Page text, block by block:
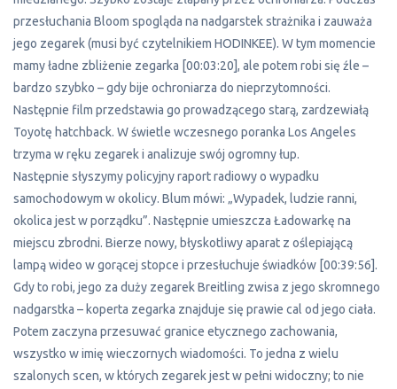
przesłuchania Bloom spogląda na nadgarstek strażnika i zauważa
jego zegarek (musi być czytelnikiem HODINKEE). W tym momencie
mamy ładne zbliżenie zegarka [00:03:20], ale potem robi się źle –
bardzo szybko – gdy bije ochroniarza do nieprzytomności.
Następnie film przedstawia go prowadzącego starą, zardzewiałą
Toyotę hatchback. W świetle wczesnego poranka Los Angeles
trzyma w ręku zegarek i analizuje swój ogromny łup.
Następnie słyszymy policyjny raport radiowy o wypadku
samochodowym w okolicy. Blum mówi: „Wypadek, ludzie ranni,
okolica jest w porządku”. Następnie umieszcza Ładowarkę na
miejscu zbrodni. Bierze nowy, błyskotliwy aparat z oślepiającą
lampą wideo w gorącej stopce i przesłuchuje świadków [00:39:56].
Gdy to robi, jego za duży zegarek Breitling zwisa z jego skromnego
nadgarstka – koperta zegarka znajduje się prawie cal od jego ciała.
Potem zaczyna przesuwać granice etycznego zachowania,
wszystko w imię wieczornych wiadomości. To jedna z wielu
szalonych scen, w których zegarek jest w pełni widoczny; to nie